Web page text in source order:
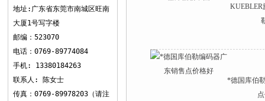
地址:广东省东莞市南城区旺南
大厦1号写字楼
邮编：523070
电话：0769-89774084
手机: 13380184263
联系人: 陈女士
传真：0769-89978203（请注
*德国库伯